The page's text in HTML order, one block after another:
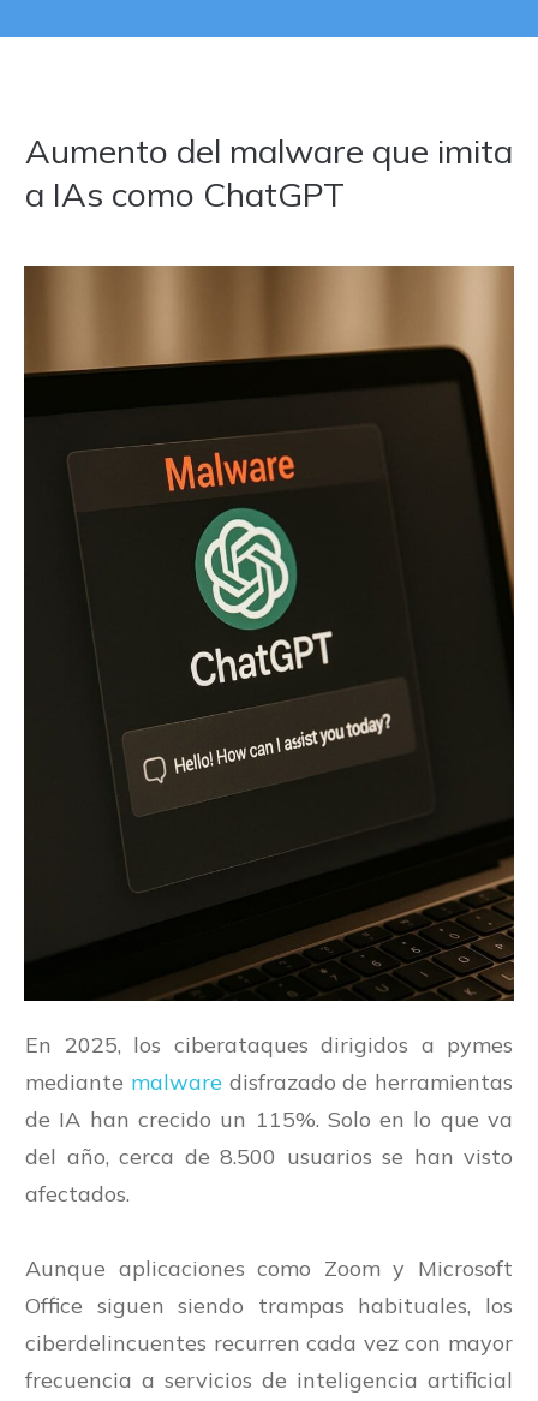
Aumento del malware que imita
a IAs como ChatGPT
En 2025, los ciberataques dirigidos a pymes
mediante malwaredisfrazado de herramientas
de IA han crecido un 115%. Solo en lo que va
del año, cerca de 8.500 usuarios se han visto
afectados.
Aunque aplicaciones como Zoom y Microsoft
Office siguen siendo trampas habituales, los
ciberdelincuentes recurren cada vez con mayor
frecuencia a servicios de inteligencia artificial